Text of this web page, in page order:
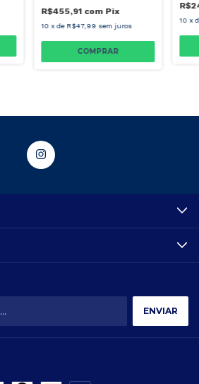
R$455,91 com Pix
10 xde R$47,99 sem juros
10 x